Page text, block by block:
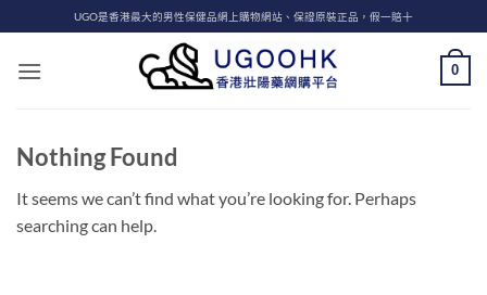
to
content
UGO是香港最大的男性保健品網上購物網站、保證原裝正品，假一賠十
0
Nothing Found
It seems we can’t find what you’re looking for. Perhaps
searching can help.